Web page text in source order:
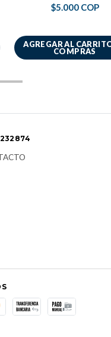
$5.000 COP
AGREGAR AL
COMPRAS